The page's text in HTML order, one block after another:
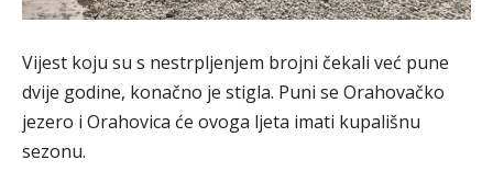
Vijest koju su s nestrpljenjem brojni čekali već pune
dvije godine, konačno je stigla. Puni se Orahovačko
jezero i Orahovica će ovoga ljeta imati kupališnu
sezonu.